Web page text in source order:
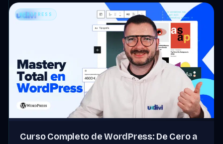
WORDPRESS
Curso Completo de WordPress: De Cero a